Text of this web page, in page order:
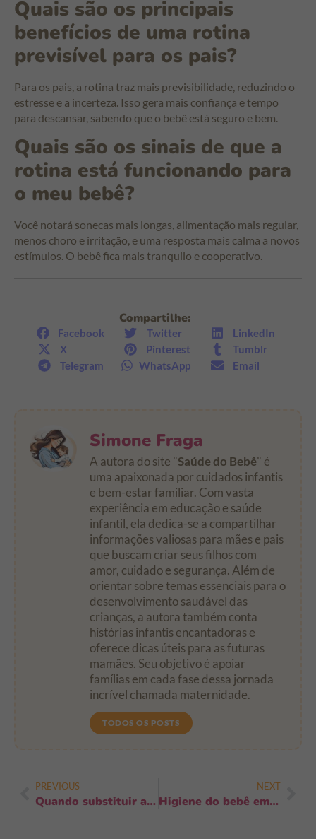
Quais são os principais
benefícios de uma rotina
previsível para os pais?
Para os pais, a rotina traz mais previsibilidade, reduzindo o
estresse e a incerteza. Isso gera mais confiança e tempo
para descansar, sabendo que o bebê está seguro e bem.
Quais são os sinais de que a
rotina está funcionando para
o meu bebê?
Você notará sonecas mais longas, alimentação mais regular,
menos choro e irritação, e uma resposta mais calma a novos
estímulos. O bebê fica mais tranquilo e cooperativo.
Compartilhe:
Facebook Twitter
LinkedIn
X
Pinterest
Tumblr
Telegram
WhatsApp Email
Simone Fraga
A autora do site "Saúde do Bebê" é
uma apaixonada por cuidados infantis
e bem-estar familiar. Com vasta
experiência em educação e saúde
infantil, ela dedica-se a compartilhar
informações valiosas para mães e pais
que buscam criar seus filhos com
amor, cuidado e segurança. Além de
orientar sobre temas essenciais para o
desenvolvimento saudável das
crianças, a autora também conta
histórias infantis encantadoras e
oferece dicas úteis para as futuras
mamães. Seu objetivo é apoiar
famílias em cada fase dessa jornada
incrível chamada maternidade.
TODOS OS POSTS
PREVIOUS
Quando substituir a mamadeira pelo copo: 7 sinais que você não pode ignorar
NEXT
Higiene do bebê em ambientes compartilhados: guia prático e urgente